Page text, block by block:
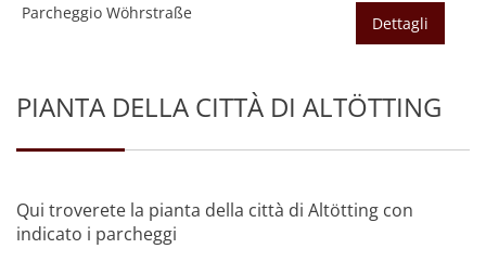
Parcheggio Wöhrstraße
Dettagli
PIANTA DELLA CITTÀ DI ALTÖTTING
Qui troverete la pianta della città di Altötting con
indicato i parcheggi